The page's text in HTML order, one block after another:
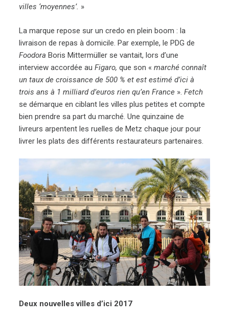
villes ‘moyennes’. »
La marque repose sur un credo en plein boom : la
livraison de repas à domicile. Par exemple,le PDG de
Foodora Boris Mittermüller se vantait, lors d’une
interview accordée auFigaro, queson «marché connaît
un taux de croissance de 500 % et est estimé d’ici à
trois ans à 1 milliard d’euros rien qu’en France ».Fetch
se démarque en ciblant les villes plus petites et compte
bien prendre sa part du marché. Une quinzaine de
livreurs arpentent les ruelles de Metz chaque jour pour
livrer les plats des différents restaurateurs partenaires.
Deux nouvelles villes d’ici 2017